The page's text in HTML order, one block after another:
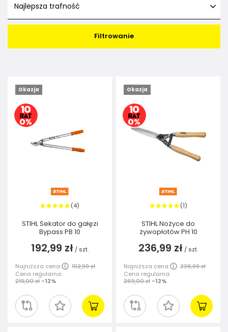
Najlepsza trafność
Filtrowanie
Okazja
(4)
STIHL Sekator do gałęzi
Bypass PB 10
192,99 zł / szt.
Najniższa cena:
192,99 zł
Cena regularna:
219,00 zł -12%
Okazja
(1)
STIHL Nożyce do
żywopłotów PH 10
236,99 zł / szt.
Najniższa cena:
236,99 zł
Cena regularna:
269,00 zł -12%